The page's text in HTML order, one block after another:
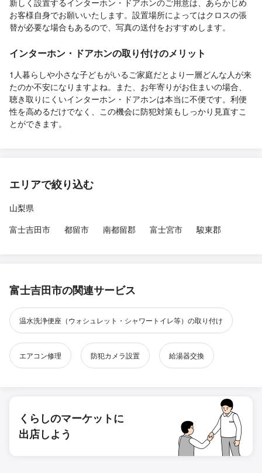
お客様自身でお願いいたします。設置場所によってはクロスの張
替が必要な場合もあるので、写真の送付をおすすめします。
インターホン・ドアホンの取り付けのメリット
1人暮らしや小さな子どもがいるご家庭だとより一層どんな人が来
たのか不安になりますよね。また、お年寄りがお住まいの場合、
聴き取りにくいインターホン・ドアホンは本当に不便です。利便
性を高めるだけでなく、この機会に防犯対策もしっかり見直すこ
とができます。
エリアで絞り込む
山梨県
富士吉田市
都留市 南都留郡 富士宮市 駿東郡
富士吉田市の関連サービス
温水洗浄便座（ウォシュレット・シャワートイレ等）の取り付け
エアコン修理 防犯カメラ設置 給湯器交換
くらしのマーケットに
出店しよう